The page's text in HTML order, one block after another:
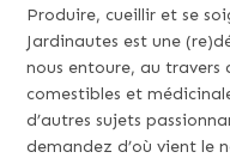
Produire, cueillir et se
Jardinautes est une
nous entoure, au travers
comestibles et
d’autres sujets
demandez d’où vient le